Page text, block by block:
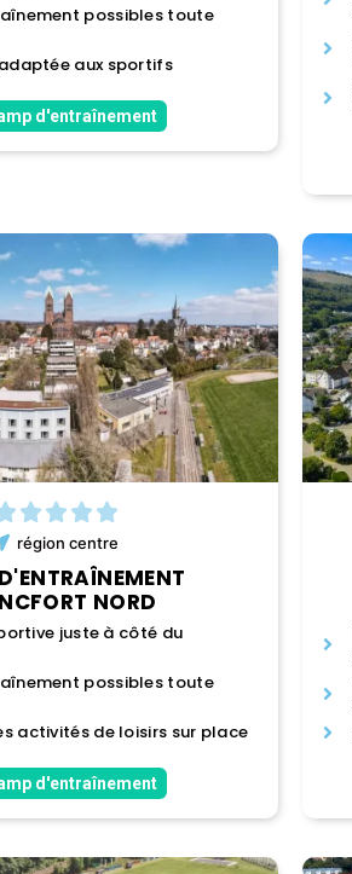
possibles toute
aux sportifs
d'entraînement
régioncentre
NORD
juste à côté du
possibles toute
activités de loisirs sur place
d'entraînement